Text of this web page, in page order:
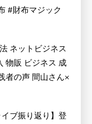
#財布マジック
ネットビジネス
物販 ビジネス 成
者の声 間山さん×
ブ振り返り】登